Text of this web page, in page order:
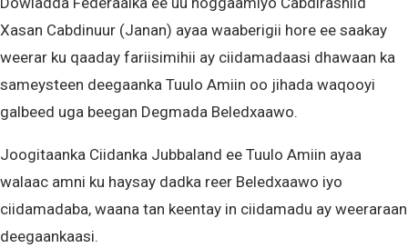
Xasan Cabdinuur (Janan) ayaa waaberigii hore ee saakay
weerar ku qaaday fariisimihii ay ciidamadaasi dhawaan ka
sameysteen deegaanka Tuulo Amiin oo jihada waqooyi
galbeed uga beegan Degmada Beledxaawo.
Joogitaanka Ciidanka Jubbaland ee Tuulo Amiin ayaa
walaac amni ku haysay dadka reer Beledxaawo iyo
ciidamadaba, waana tan keentay in ciidamadu ay weeraraan
deegaankaasi.